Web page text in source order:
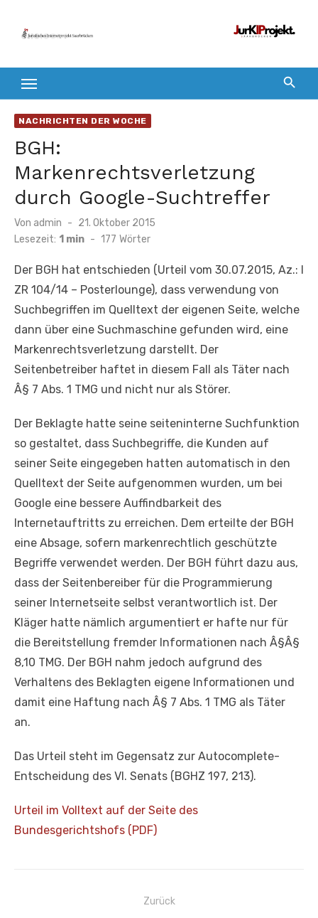
Inhalt
NACHRICHTEN DER WOCHE
BGH:
Markenrechtsverletzung
durch Google-Suchtreffer
Von admin
Veröffentlicht
am
21. Oktober 2015
Lesezeit: 1 min - 177 Wörter
Der BGH hat entschieden (Urteil vom 30.07.2015, Az.: I
ZR 104/14 – Posterlounge), dass verwendung von
Suchbegriffen im Quelltext der eigenen Seite, welche
dann über eine Suchmaschine gefunden wird, eine
Markenrechtsverletzung darstellt. Der
Seitenbetreiber haftet in diesem Fall als Täter nach
Â§ 7 Abs. 1 TMG und nicht nur als Störer.
Der Beklagte hatte seine seiteninterne Suchfunktion
so gestaltet, dass Suchbegriffe, die Kunden auf
seiner Seite eingegeben hatten automatisch in den
Quelltext der Seite aufgenommen wurden, um bei
Google eine bessere Auffindbarkeit des
Internetauftritts zu erreichen. Dem erteilte der BGH
eine Absage, sofern markenrechtlich geschützte
Begriffe verwendet werden. Der BGH führt dazu aus,
dass der Seitenbereiber für die Programmierung
seiner Internetseite selbst verantwortlich ist. Der
Kläger hatte nämlich argumentiert er hafte nur für
die Bereitstellung fremder Informationen nach Â§Â§
8,10 TMG. Der BGH nahm jedoch aufgrund des
Verhaltens des Beklagten eigene Informationen und
damit eine Haftung nach Â§ 7 Abs. 1 TMG als Täter
an.
Das Urteil steht im Gegensatz zur Autocomplete-
Entscheidung des VI. Senats (BGHZ 197, 213).
Urteil im Volltext auf der Seite des
Bundesgerichtshofs (PDF)
Beitragsnavigation
Zurück